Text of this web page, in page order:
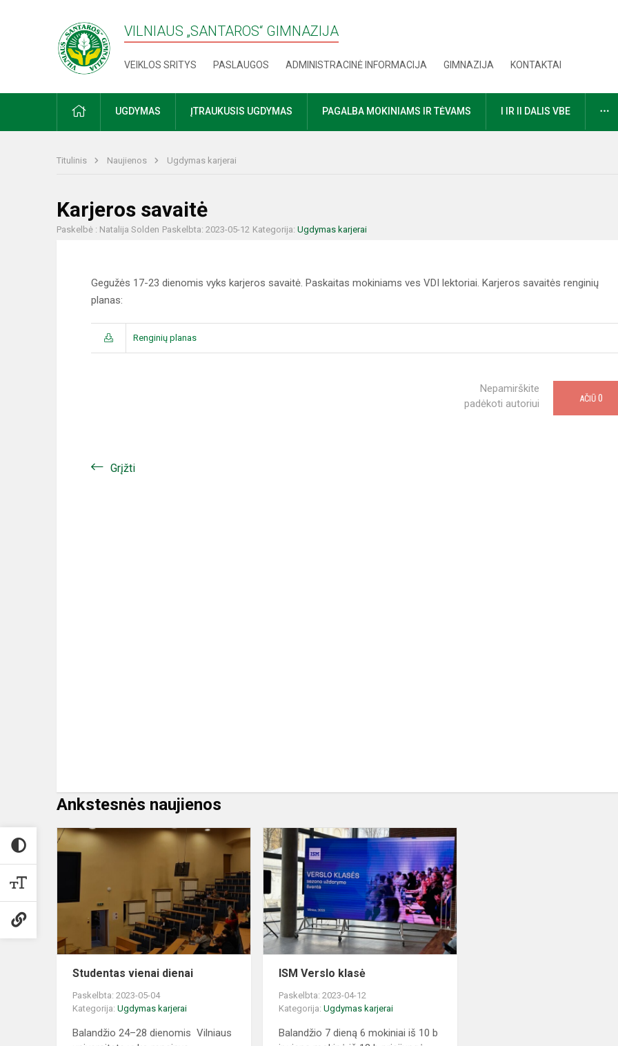
VILNIAUS „SANTAROS“ GIMNAZIJA
VEIKLOS SRITYS PASLAUGOS ADMINISTRACINĖ INFORMACIJA GIMNAZIJA KONTAKTAI
PRADŽIAUGDYMAS ĮTRAUKUSIS UGDYMAS PAGALBA MOKINIAMS IR TĖVAMS I IR II DALIS VBE
Titulinis Naujienos Ugdymas karjerai
Karjeros savaitė
Paskelbė : Natalija Solden Paskelbta: 2023-05-12 Kategorija: Ugdymas karjerai
Gegužės 17-23 dienomis vyks karjeros savaitė. Paskaitas mokiniams ves VDI lektoriai. Karjeros savaitės renginių
planas:
Renginių planas
Nepamirškite
padėkoti autoriui
AČIŪ 0
Grįžti
Ankstesnės naujienos
Studentas
vienai
dienai
Studentas vienai dienai
Paskelbta: 2023-05-04
Kategorija: Ugdymas karjerai
Balandžio 24–28 dienomis Vilniaus
Verslo
klasė
ISM Verslo klasė
Paskelbta: 2023-04-12
Kategorija:Ugdymas karjerai
Balandžio 7 dieną 6 mokiniai iš 10 b